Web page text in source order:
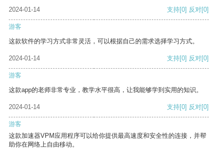
2024-01-14
支持[0] 反对[0]
游客
这款软件的学习方式非常灵活，可以根据自己的需求选择学习方式。
2024-01-14 支持[0] 反对[0]
游客
这款app的老师非常专业，教学水平很高，让我能够学到实用的知识。
2024-01-14 支持[0] 反对[0]
游客
这款加速器VPM应用程序可以给你提供最高速度和安全性的连接，并帮
助你在网络上自由移动。